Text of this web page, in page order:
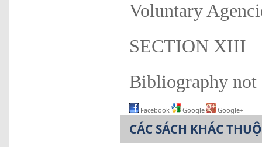
Voluntary
SECTION XIII
Bibliography not
Facebook Google Google+
CÁC SÁCH KHÁC